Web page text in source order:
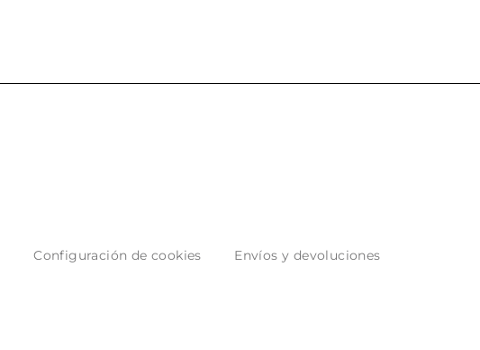
Configuración de cookies
Envíos y devoluciones